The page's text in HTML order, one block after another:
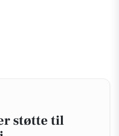
støtte til